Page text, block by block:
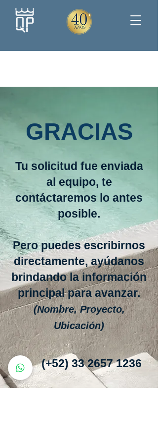
GRACIAS
Tu solicitud fue enviada
al equipo, te
contáctaremos lo antes
posible.
Pero puedes escribirnos
directamente, ayúdanos
brindando la información
principal para avanzar.
(Nombre, Proyecto,
Ubicación)
(+52) 33 2657 1236